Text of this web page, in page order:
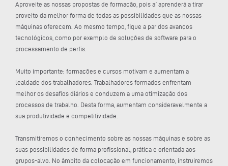
Aproveite as nossas propostas de formação, pois aí aprenderá a tirar
proveito da melhor forma de todas as possibilidades que as nossas
máquinas oferecem. Ao mesmo tempo, fique a par dos avanços
tecnológicos, como por exemplo de soluções de software para o
processamento de perfis.
Muito importante: formações e cursos motivam e aumentam a
lealdade dos trabalhadores. Trabalhadores formados enfrentam
melhor os desafios diários e conduzem a uma otimização dos
processos de trabalho. Desta forma, aumentam consideravelmente a
sua produtividade e competitividade.
Transmitiremos o conhecimento sobre as nossas máquinas e sobre as
suas possibilidades de forma profissional, prática e orientada aos
grupos-alvo. No âmbito da colocação em funcionamento, instruiremos